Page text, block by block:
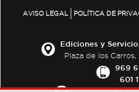
AVISO LEGAL POLÍTICA DE
Ediciones y
Plaza de los Carros,
969
601